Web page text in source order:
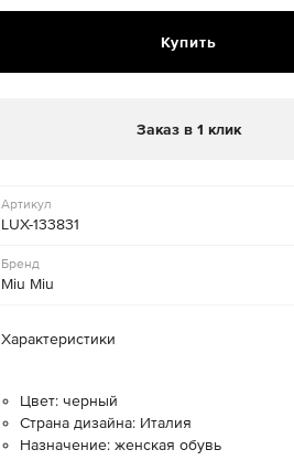
Купить
Заказ в 1 клик
Артикул
LUX-133831
Бренд
Miu Miu
Характеристики
Цвет: черный
Страна дизайна: Италия
Назначение: женская обувь